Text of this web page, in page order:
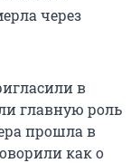
через
в
главную роль
прошла в
как о